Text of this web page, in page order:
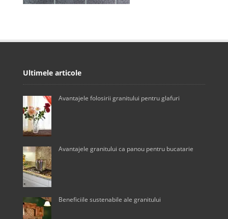
Ultimele articole
Avantajele folosirii granitului pentru glafuri
Avantajele granitului ca panou pentru bucatarie
Beneficiile sustenabile ale granitului